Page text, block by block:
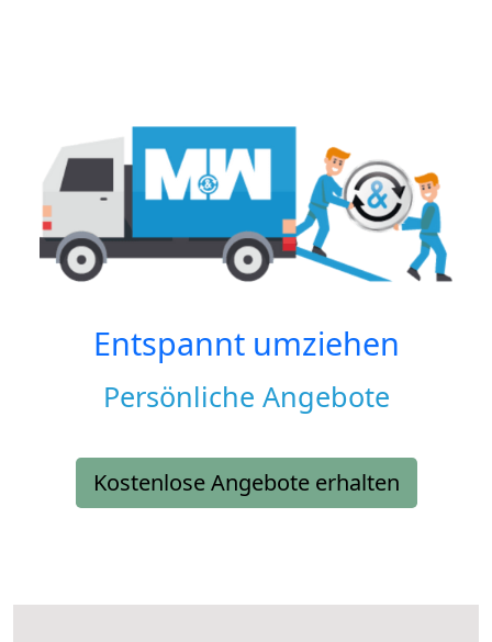
Entspannt umziehen
Persönliche Angebote
Kostenlose Angebote erhalten